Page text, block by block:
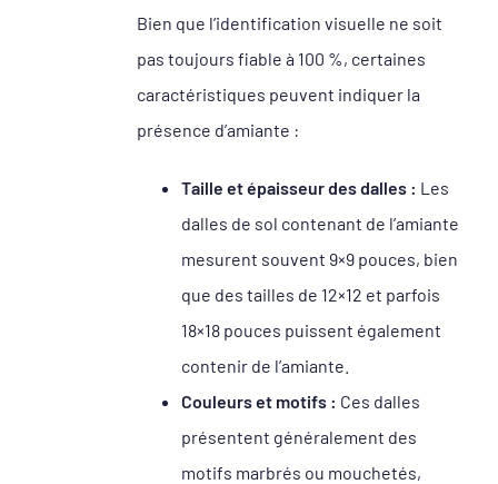
Bien que l’identification visuelle ne soit
pas toujours fiable à 100 %, certaines
caractéristiques peuvent indiquer la
présence d’amiante :
Taille et épaisseur des dalles : Les
dalles de sol contenant de l’amiante
mesurent souvent 9×9 pouces, bien
que des tailles de 12×12 et parfois
18×18 pouces puissent également
contenir de l’amiante.
Couleurs et motifs : Ces dalles
présentent généralement des
motifs marbrés ou mouchetés,